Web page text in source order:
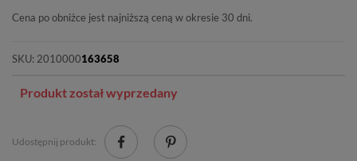
Cena po obniżce jest najniższą ceną w okresie 30 dni.
SKU: 2010000163658
Produkt został wyprzedany
Udostępnij produkt: